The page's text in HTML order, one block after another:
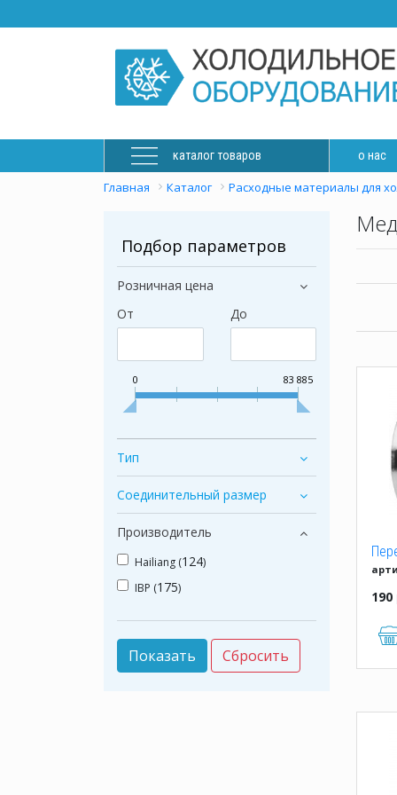
каталог товаров о нас
Главная Каталог Расходные материалы для
Подбор параметров
Розничная цена
От
До
0 83 885
Тип
Соединительный размер
Производитель
Hailiang (124)
IBP (175)